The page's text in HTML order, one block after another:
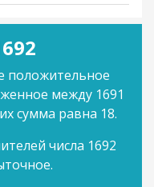
положительное
между 1691
сумма равна 18.
числа 1692